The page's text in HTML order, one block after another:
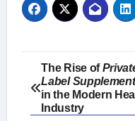
Post
navigation
The Rise of
Label
in the Modern
Industry